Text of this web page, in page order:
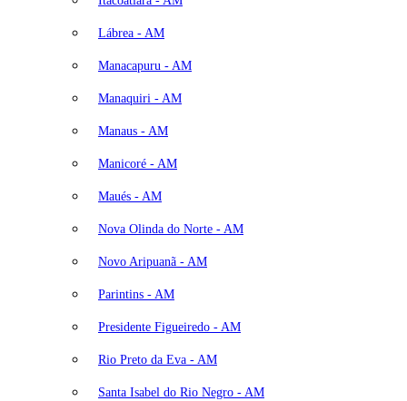
Lábrea - AM
Manacapuru - AM
Manaquiri - AM
Manaus - AM
Manicoré - AM
Maués - AM
Nova Olinda do Norte - AM
Novo Aripuanã - AM
Parintins - AM
Presidente Figueiredo - AM
Rio Preto da Eva - AM
Santa Isabel do Rio Negro - AM